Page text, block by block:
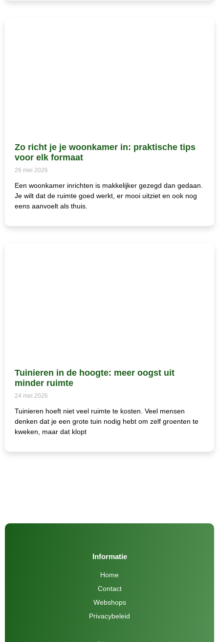
Zo richt je je woonkamer in: praktische tips
voor elk formaat
26 mei 2026
Een woonkamer inrichten is makkelijker gezegd dan gedaan.
Je wilt dat de ruimte goed werkt, er mooi uitziet en ook nog
eens aanvoelt als thuis.
Tuinieren in de hoogte: meer oogst uit
minder ruimte
24 mei 2026
Tuinieren hoeft niet veel ruimte te kosten. Veel mensen
denken dat je een grote tuin nodig hebt om zelf groenten te
kweken, maar dat klopt
Informatie
Home
Contact
Webshops
Privacybeleid